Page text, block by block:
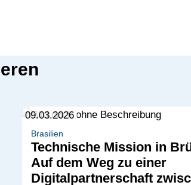
09.03.2026
Brasilien
Technische Mission in
Auf dem Weg zu einer
Digitalpartnerschaft